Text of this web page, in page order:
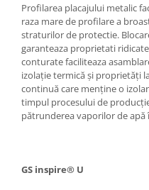
Profilarea placajului metalic
raza mare de profilare a
straturilor de protectie.
garanteaza proprietati
conturate faciliteaza
izolație termică și proprietăți
continuă care menține o
timpul procesului de
pătrunderea vaporilor de
GS inspire® U